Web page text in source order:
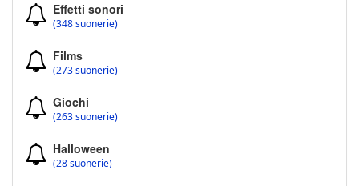
Effetti sonori
(348 suonerie)
Films
(273 suonerie)
Giochi
(263 suonerie)
Halloween
(28 suonerie)